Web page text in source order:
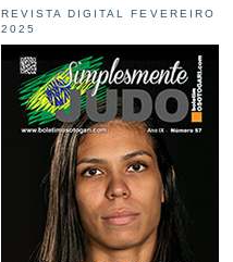
REVISTA DIGITAL FEVEREIRO
2025